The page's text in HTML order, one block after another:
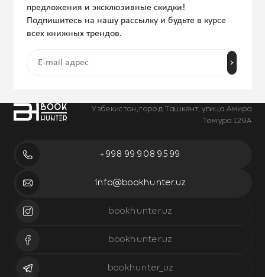
Узбекистан, город Ташкент, улица Амира
Темура 129А
+998 99 908 95 99
info@bookhunter.uz
bookhunter.uz
bookhunter.uz
bookhunter_uz
предложения и эксклюзивные скидки!
Подпишитесь на нашу рассылку и будьте в курсе
всех книжных трендов.